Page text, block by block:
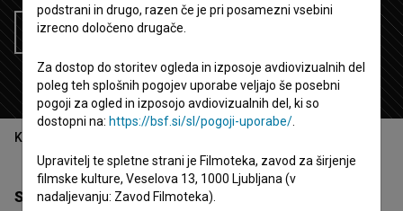
Želim si ogledati ta film
Kazalo
Sinopsis
podstrani in drugo, razen če je pri posamezni vsebini
izrecno določeno drugače.
Za dostop do storitev ogleda in izposoje avdiovizualnih del
poleg teh splošnih pogojev uporabe veljajo še posebni
pogoji za ogled in izposojo avdiovizualnih del, ki so
dostopni na: https://bsf.si/sl/pogoji-uporabe/
Upravitelj te spletne strani je Filmoteka, zavod za širjenje
filmske kulture, Veselova 13, 1000 Ljubljana (v
nadaljevanju: Zavod Filmoteka).